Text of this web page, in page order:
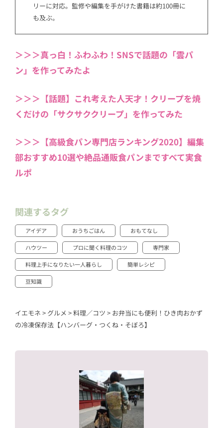
リーに対応。監修や編集を手がけた書籍は約100冊に
も及ぶ。
＞＞＞真っ白！ふわふわ！SNSで話題の「雲パ
ン」を作ってみたよ
＞＞＞【話題】これ考えた人天才！クリープを焼
くだけの「サクサククリープ」を作ってみた
＞＞＞【高級食パン専門店ランキング2020】編集
部おすすめ10選や絶品通販食パンまですべて実食
ルポ
関連するタグ
アイデア おうちごはん おもてなし
ハウツー プロに聞く料理のコツ 専門家
料理上手になりたい一人暮らし 簡単レシピ
豆知識
イエモネ > グルメ >料理／コツ > お弁当にも便利！ひき肉おかず
の冷凍保存法【ハンバーグ・つくね・そぼろ】